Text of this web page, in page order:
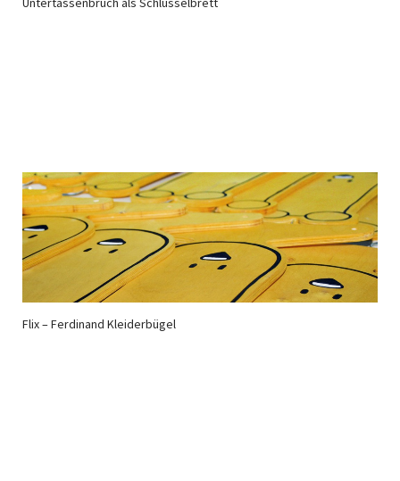
Flix – Ferdinand Kleiderbügel